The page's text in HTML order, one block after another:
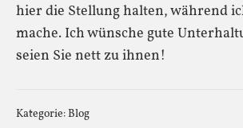
hier die Stellung halten, während
mache. Ich wünsche gute
seien Sie nett zu ihnen!
Kategorie:Blog